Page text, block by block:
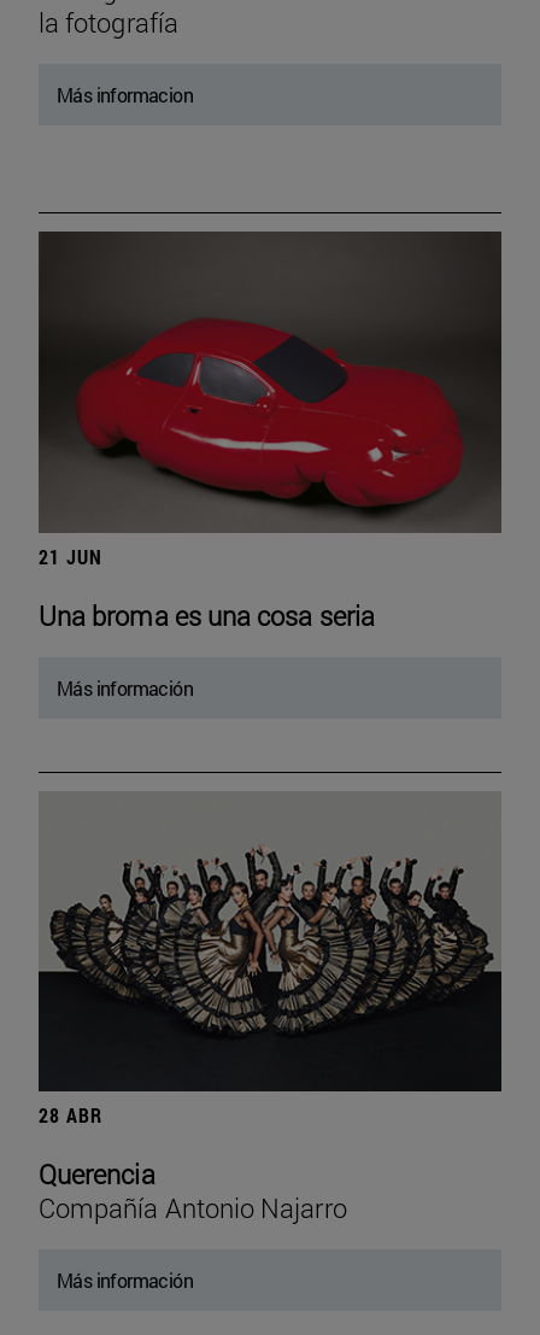
la fotografía
Más informacion
21 JUN
Una broma es una cosa seria
Más información
28 ABR
Querencia
Compañía Antonio Najarro
Más información